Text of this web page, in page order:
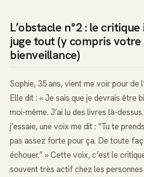
L’obstacle n°2 : le
juge tout (y compris votre
bienveillance)
Sophie, 35 ans, vient me voir pour de
Elle dit : « Je sais que je devrais être
moi-même. J’ai lu des livres là-
j’essaie, une voix me dit : “Tu te
pas assez forte pour ça. De toute
échouer.” » Cette voix, c’est le
souvent très actif chez les